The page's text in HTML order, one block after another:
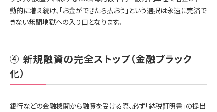
動的に増え続け、「お金ができたら払おう」という選択は永遠に完済で
きない無間地獄への入り口となります。
④ 新規融資の完全ストップ（金融ブラック
化）
銀行などの金融機関から融資を受ける際、必ず「納税証明書」の提出